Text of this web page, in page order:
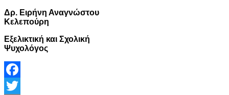
Δρ. Ειρήνη Αναγνώστου
Κελεπούρη
Εξελικτική και Σχολική
Ψυχολόγος
Facebook